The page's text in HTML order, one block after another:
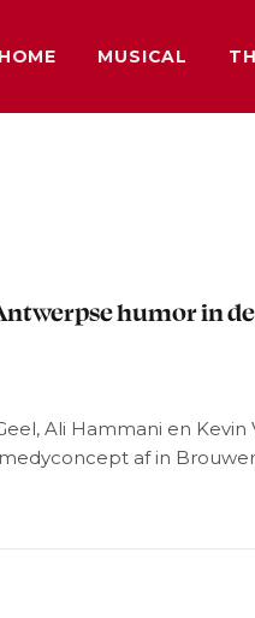
HOME MUSICAL
humor in de
Ali Hammani en Kevin
af in